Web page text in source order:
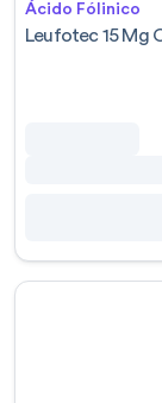
Ácido Fólinico
Leufotec 15 Mg